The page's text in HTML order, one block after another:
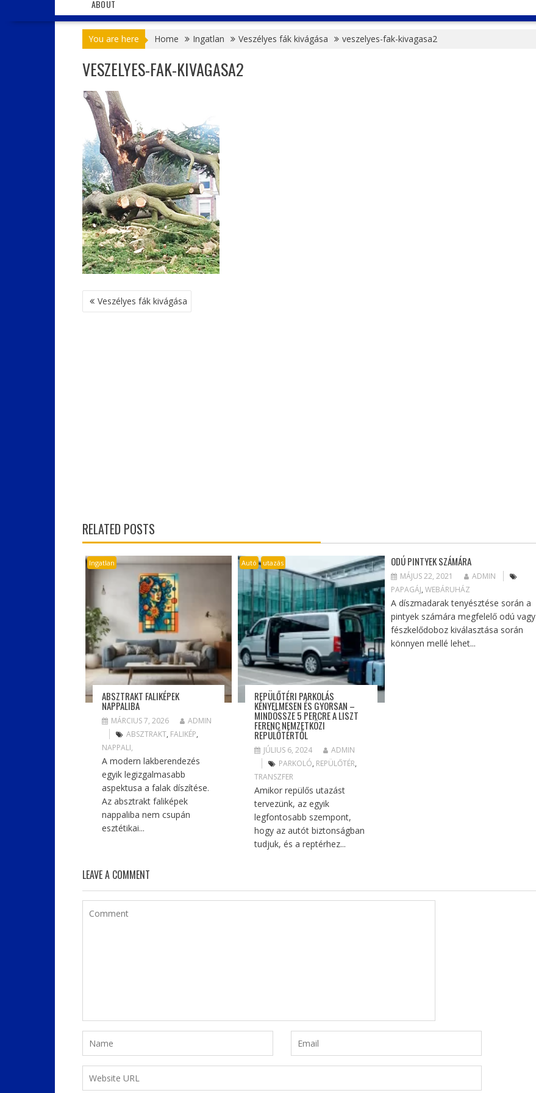
ABOUT
You are here Home Ingatlan Veszélyes fák kivágása veszelyes-fak-kivagasa2
VESZELYES-FAK-KIVAGASA2
BEJEGYZÉS
NAVIGÁCIÓ
Veszélyes fák kivágása
RELATED POSTS
Ingatlan
ABSZTRAKT FALIKÉPEK
NAPPALIBA
MÁRCIUS 7, 2026
ADMIN
ABSZTRAKT, FALIKÉP,
NAPPALI,
A modern lakberendezés
egyik legizgalmasabb
aspektusa a falak díszítése.
Az absztrakt faliképek
nappaliba nem csupán
esztétikai...
Autó utazás
REPÜLŐTÉRI PARKOLÁS
KÉNYELMESEN ÉS GYORSAN –
MINDÖSSZE 5 PERCRE A LISZT
FERENC NEMZETKÖZI
REPÜLŐTÉRTŐL
JÚLIUS 6, 2024
ADMIN
PARKOLÓ, REPÜLŐTÉR,
TRANSZFER
Amikor repülős utazást
tervezünk, az egyik
legfontosabb szempont,
hogy az autót biztonságban
tudjuk, és a reptérhez...
ODÚ PINTYEK SZÁMÁRA
MÁJUS 22, 2021
ADMIN
PAPAGÁJ,WEBÁRUHÁZ
A díszmadarak tenyésztése során a
pintyek számára megfelelő odú vagy
fészkelődoboz kiválasztása során
könnyen mellé lehet...
LEAVE A COMMENT